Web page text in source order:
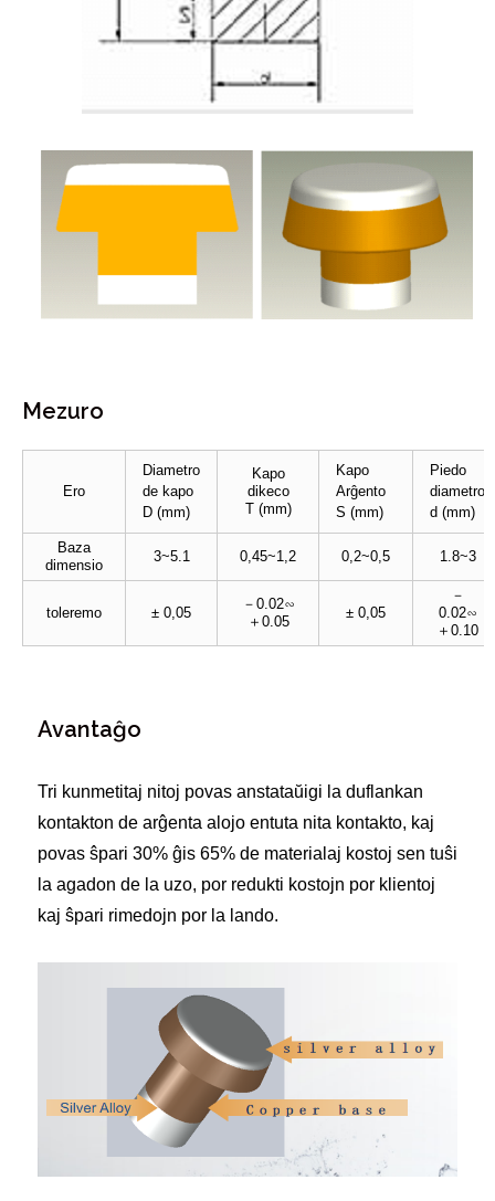
Mezuro
Ero
Diametro
de kapo
D (mm)
Kapo
dikeco
T (mm)
Kapo
Arĝento
S (mm)
Piedo
diametro
d (mm)
Baza
dimensio
3~5.1 0,45~1,2 0,2~0,5 1.8~3
toleremo ± 0,05
－0.02∽
＋0.05
± 0,05
－
0.02∽
＋0.10
Avantaĝo
Tri kunmetitaj nitoj povas anstataŭigi la duflankan
kontakton de arĝenta alojo entuta nita kontakto, kaj
povas ŝpari 30% ĝis 65% de materialaj kostoj sen tuŝi
la agadon de la uzo, por redukti kostojn por klientoj
kaj ŝpari rimedojn por la lando.